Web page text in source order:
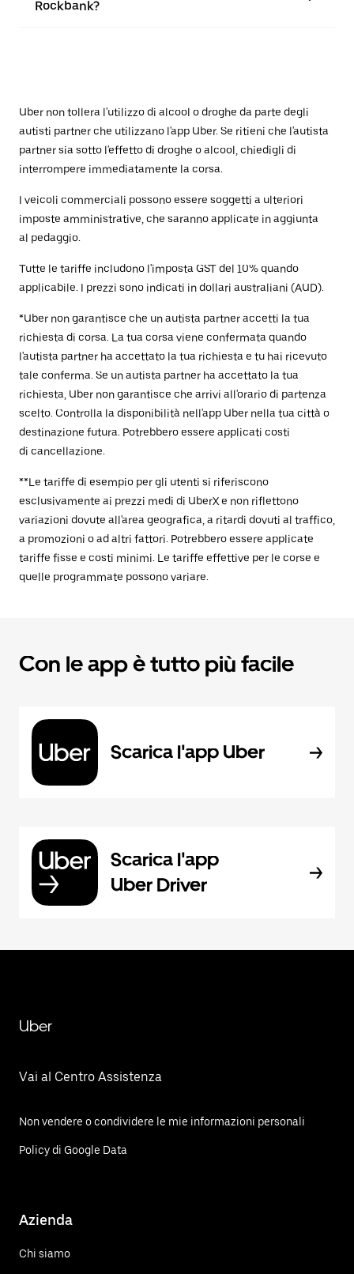
Rockbank?
Uber non tollera l'utilizzo di alcool o droghe da parte degli
autisti partner che utilizzano l'app Uber. Se ritieni che l'autista
partner sia sotto l'effetto di droghe o alcool, chiedigli di
interrompere immediatamente la corsa.
I veicoli commerciali possono essere soggetti a ulteriori
imposte amministrative, che saranno applicate in aggiunta
al pedaggio.
Tutte le tariffe includono l'imposta GST del 10% quando
applicabile. I prezzi sono indicati in dollari australiani (AUD).
*Uber non garantisce che un autista partner accetti la tua
richiesta di corsa. La tua corsa viene confermata quando
l'autista partner ha accettato la tua richiesta e tu hai ricevuto
tale conferma. Se un autista partner ha accettato la tua
richiesta, Uber non garantisce che arrivi all'orario di partenza
scelto. Controlla la disponibilità nell'app Uber nella tua città o
destinazione futura. Potrebbero essere applicati costi
di cancellazione.
**Le tariffe di esempio per gli utenti si riferiscono
esclusivamente ai prezzi medi di UberX e non riflettono
variazioni dovute all'area geografica, a ritardi dovuti al traffico,
a promozioni o ad altri fattori. Potrebbero essere applicate
tariffe fisse e costi minimi. Le tariffe effettive per le corse e
quelle programmate possono variare.
Con le app è tutto più facile
Scarica l'app Uber
Scarica l'app
Uber Driver
Uber
Vai al Centro Assistenza
Non vendere o condividere le mie informazioni personali
Policy di Google Data
Azienda
Chi siamo